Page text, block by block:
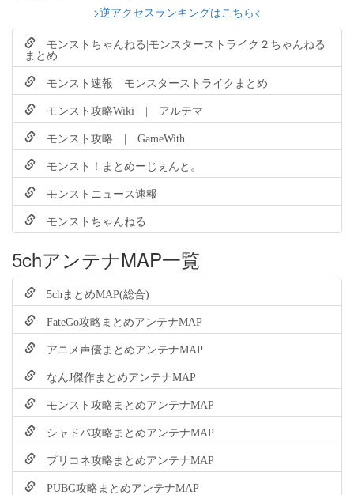
>逆アクセスランキングはこちら<
モンストちゃんねる|モンスターストライク２ちゃんねる
まとめ
モンスト速報 モンスターストライクまとめ
モンスト攻略Wiki | アルテマ
モンスト攻略 | GameWith
モンスト！まとめーじぇんと。
モンストニュース速報
モンストちゃんねる
5chアンテナMAP一覧
5chまとめMAP(総合)
FateGo攻略まとめアンテナMAP
アニメ声優まとめアンテナMAP
なんJ傑作まとめアンテナMAP
モンスト攻略まとめアンテナMAP
シャドバ攻略まとめアンテナMAP
プリコネ攻略まとめアンテナMAP
PUBG攻略まとめアンテナMAP